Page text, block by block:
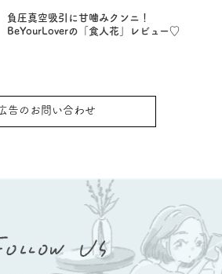
負圧真空吸引に甘噛みクンニ！
BeYourLoverの「食人花」レビュー♡
告のお問い合わせ